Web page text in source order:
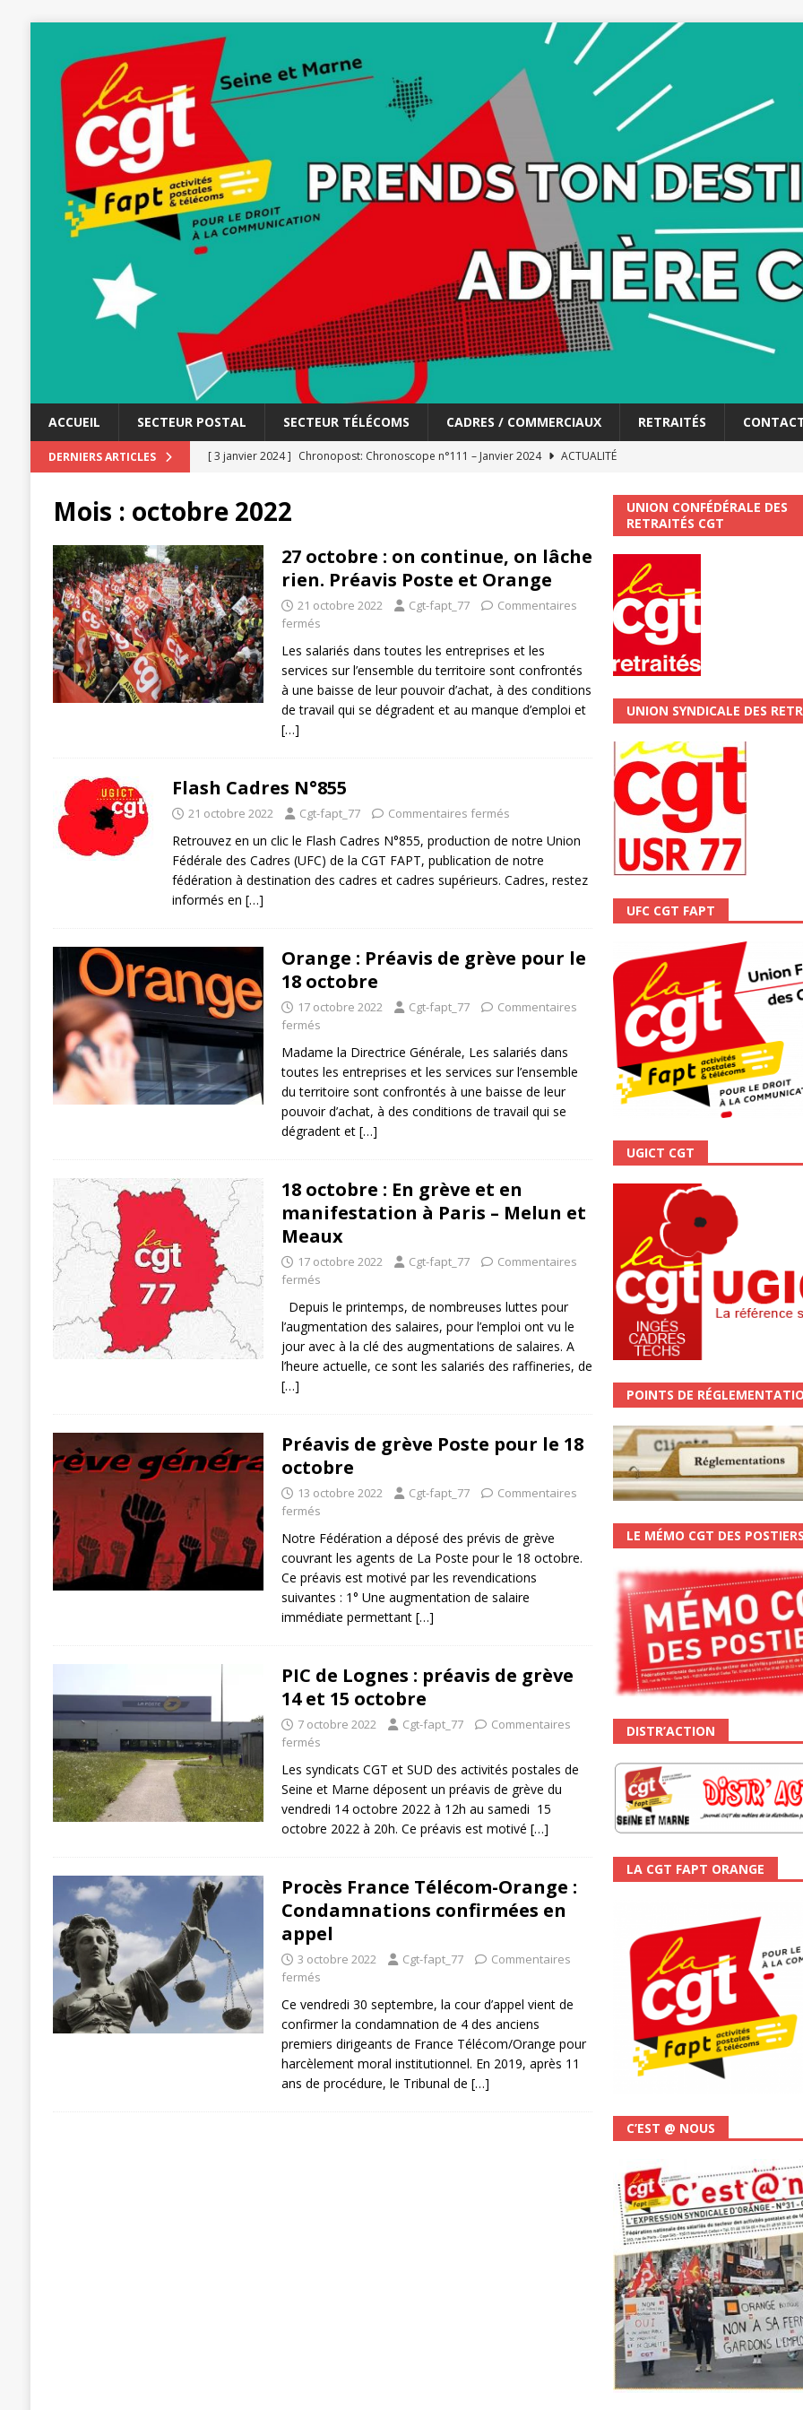
ACCUEIL SECTEUR POSTAL SECTEUR TÉLÉCOMS CADRES / COMMERCIAUX RETRAITÉS
DERNIERS ARTICLES [ 3 janvier 2024 ] Chronopost: Chronoscope n°111 – Janvier 2024
ACTUALITÉ
[ 20 novembre 2023 ]
[ 15 novembre 2023 ]
Postières – Postiers Gardons la main sur nos congés !
[ 3 avril 2026 ]
la mutuelle à la poste La CGT vous informe
SECTEUR POSTAL
[ 3 avril 2026 ]
Mutuelle : encore des changements et…. des augmentations pour les salariéS !!!
POSTAL
[ 19 septembre 2025 ] La Poste -Projet de développement de la Direction Commerciale DDCE/Télévente :
SECTEUR POSTAL
[ 16 septembre 2025 ]
[ 11 septembre 2025 ] Chronopost – ChronoScope n°126
[ 27 avril 2024 ] 1er MAI 2024 ACTUALITÉ
Mois : octobre 2022
27 octobre : on continue, on lâche
rien. Préavis Poste et Orange
21 octobre 2022 Cgt-fapt_77
Commentaires
fermés
Les salariés dans toutes les entreprises et les
services sur l’ensemble du territoire sont confrontés
à une baisse de leur pouvoir d’achat, à des conditions
de travail qui se dégradent et au manque d’emploi et
[…]
Flash Cadres N°855
21 octobre 2022 Cgt-fapt_77 Commentaires fermés
Retrouvez en un clic le Flash Cadres N°855, production de notre Union
Fédérale des Cadres (UFC) de la CGT FAPT, publication de notre
fédération à destination des cadres et cadres supérieurs. Cadres, restez
informés en […]
Orange : Préavis de grève pour le
18 octobre
17 octobre 2022 Cgt-fapt_77
Commentaires
fermés
Madame la Directrice Générale, Les salariés dans
toutes les entreprises et les services sur l’ensemble
du territoire sont confrontés à une baisse de leur
pouvoir d’achat, à des conditions de travail qui se
dégradent et […]
18 octobre : En grève et en
manifestation à Paris – Melun et
Meaux
17 octobre 2022 Cgt-fapt_77
Commentaires
fermés
Depuis le printemps, de nombreuses luttes pour
l’augmentation des salaires, pour l’emploi ont vu le
jour avec à la clé des augmentations de salaires. A
l’heure actuelle, ce sont les salariés des raffineries, de
[…]
Préavis de grève Poste pour le 18
octobre
13 octobre 2022 Cgt-fapt_77
Commentaires
fermés
Notre Fédération a déposé des prévis de grève
couvrant les agents de La Poste pour le 18 octobre.
Ce préavis est motivé par les revendications
suivantes : 1° Une augmentation de salaire
immédiate permettant […]
PIC de Lognes : préavis de grève
14 et 15 octobre
7 octobre 2022 Cgt-fapt_77
Commentaires
fermés
Les syndicats CGT et SUD des activités postales de
Seine et Marne déposent un préavis de grève du
vendredi 14 octobre 2022 à 12h au samedi 15
octobre 2022 à 20h. Ce préavis est motivé […]
Procès France Télécom-Orange :
Condamnations confirmées en
appel
3 octobre 2022 Cgt-fapt_77
Commentaires
fermés
Ce vendredi 30 septembre, la cour d’appel vient de
confirmer la condamnation de 4 des anciens
premiers dirigeants de France Télécom/Orange pour
harcèlement moral institutionnel. En 2019, après 11
ans de procédure, le Tribunal de […]
UNION CONFÉDÉRALE DES
RETRAITÉS CGT
UNION SYNDICALE DES
UFC CGT FAPT
UGICT CGT
POINTS DE
LE MÉMO CGT DES
DISTR’ACTION
LA CGT FAPT ORANGE
C’EST @ NOUS